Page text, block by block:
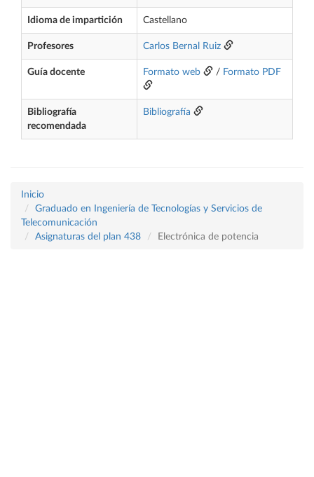
Idioma de impartición Castellano
Profesores Carlos Bernal Ruiz
Guía docente Formato web / Formato PDF
Bibliografía
recomendada
Bibliografía
Inicio
Graduado en Ingeniería de Tecnologías y Servicios de
Telecomunicación
Asignaturas del plan 438
Electrónica de potencia